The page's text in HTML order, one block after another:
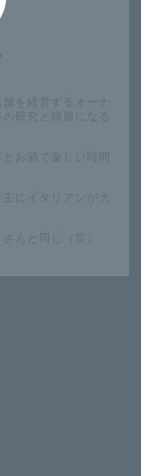
を経営するオーナ
研究と綺麗になる
お酒で楽しい時間
にイタリアンが大
んと同じ（笑）